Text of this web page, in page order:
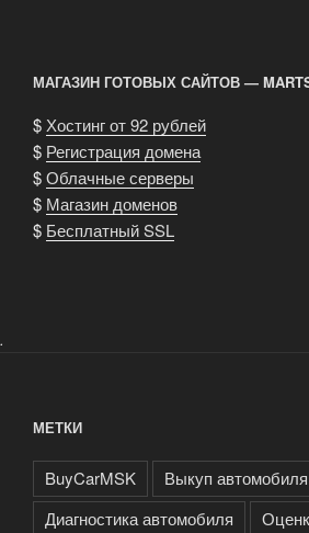
МАГАЗИН ГОТОВЫХ САЙТОВ —
$ Хостинг от 92 рублей
$ Регистрация домена
$Облачные серверы
$ Магазин доменов
$ Бесплатный SSL
.
МЕТКИ
BuyCarMSK
Выкуп автомобиля
Диагностика автомобиля